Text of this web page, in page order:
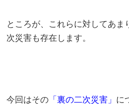
ところが、これらに対してあま
次災害も存在します。
今回はその 「裏の二次災害」 に